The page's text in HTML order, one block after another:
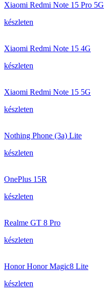
Xiaomi Redmi Note 15 Pro 5G
készleten
Xiaomi Redmi Note 15 4G
készleten
Xiaomi Redmi Note 15 5G
készleten
Nothing Phone (3a) Lite
készleten
OnePlus 15R
készleten
Realme GT 8 Pro
készleten
Honor Honor Magic8 Lite
készleten